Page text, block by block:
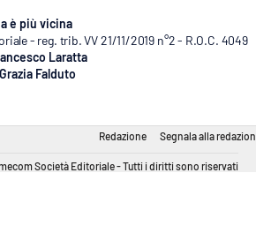
è più vicina
- reg. trib. VV 21/11/2019 n°2 - R.O.C. 4049
Laratta
Falduto
Redazione Segnala alla
Società Editoriale - Tutti i diritti sono riservati